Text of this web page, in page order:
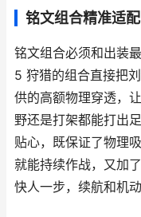
铭文组合精准适
铭文组合必须和出装
5 狩猎的组合直接把
供的高额物理穿透，
野还是打架都能打出
贴心，既保证了物理
就能持续作战，又加
快人一步，续航和机